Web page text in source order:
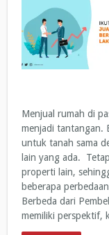
Menjual rumah di
menjadi tantangan.
untuk tanah sama
lain yang ada.
properti lain,
beberapa
Berbeda dari
memiliki perspektif,